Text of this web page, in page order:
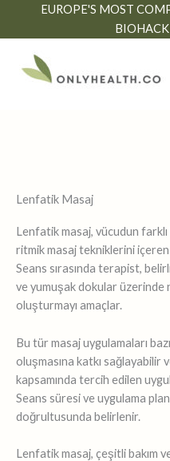
EUROPE'S MOST
Lenfatik Masaj
Lenfatik masaj, vücudun
ritmik masaj tekniklerini içeren
Seans sırasında terapist,
ve yumuşak dokular üzerinde
oluşturmayı amaçlar.
Bu tür masaj uygulamaları
oluşmasına katkı sağlayabilir
kapsamında tercih edilen
Seans süresi ve uygulama
doğrultusunda belirlenir.
Lenfatik masaj, çeşitli bakım